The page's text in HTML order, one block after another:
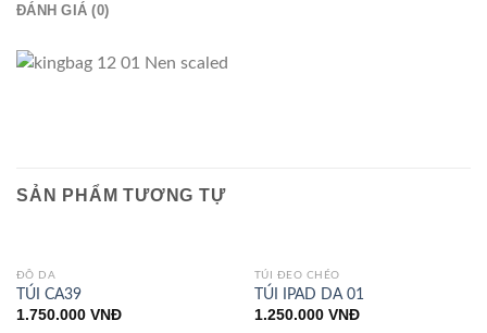
ĐÁNH GIÁ (0)
SẢN PHẨM TƯƠNG TỰ
ĐỒ DA
TÚI CA39
1.750.000 VNĐ
TÚI ĐEO CHÉO
TÚI IPAD DA 01
1.250.000 VNĐ